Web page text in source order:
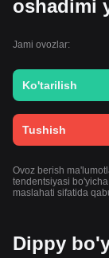
oshadimi
Jami ovozlar:
Ko'tarilish
Tushish
Ovoz berish
tendentsiyasi
maslahati sifatida
Dippy